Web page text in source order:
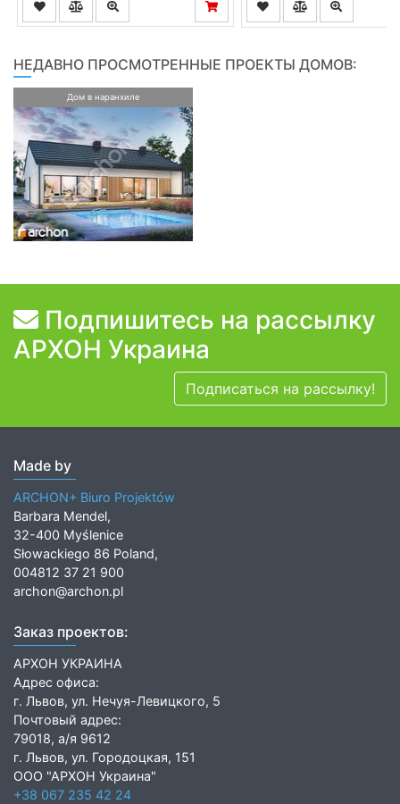
НЕДАВНО ПРОСМОТРЕННЫЕ ПРОЕКТЫ ДОМОВ:
Дом в наранхиле
Подпишитесь на рассылку
АРХОН Украина
Подписаться на рассылку!
Made by
ARCHON+ Biuro Projektów
Barbara Mendel,
32-400 Myślenice
Słowackiego 86 Poland,
004812 37 21 900
archon@archon.pl
Заказ проектов:
АРХОН УКРАИНА
Адрес офиса:
г. Львов, ул. Нечуя-Левицкого, 5
Почтовый адрес:
79018, а/я 9612
г. Львов, ул. Городоцкая, 151
ООО "АРХОН Украина"
+38 067 235 42 24